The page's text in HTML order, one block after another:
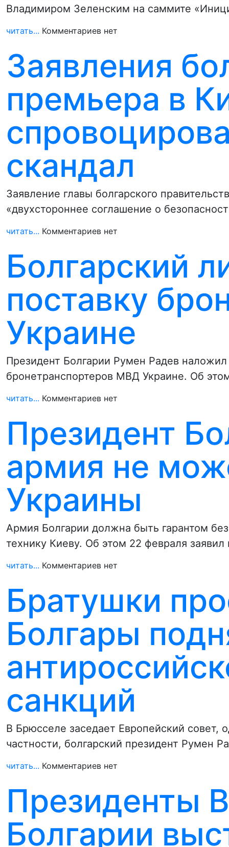
Владимиром Зеленским на саммите
читать... Комментариев нет
Заявления
премьера в
скандал
Заявление главы болгарского
«двухстороннее соглашение о
читать... Комментариев нет
Болгарский
поставку
Украине
Президент Болгарии Румен Радев
бронетранспортеров МВД Украине. Об
читать... Комментариев нет
Президент
армия не
Украины
Армия Болгарии должна быть гарантом
технику Киеву. Об этом 22 февраля заявил
читать... Комментариев нет
Братушки
Болгары
санкций
В Брюсселе заседает Европейский совет,
частности, болгарский президент Румен
читать... Комментариев нет
Президенты
Болгарии